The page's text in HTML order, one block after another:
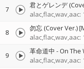
7 君とゲレンデ
alac,flac,wav,aac:
8 勿忘 (Cover Ver.)
alac,flac,wav,aac:
9 革命道中 - On The
alac,flac,wav,aac: